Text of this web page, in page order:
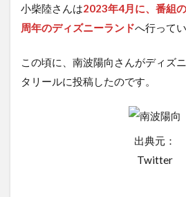
小柴陸さんは2023年4月に、番組
周年のディズニーランドへ行ってい
この頃に、南波陽向さんがディズ
タリールに投稿したのです。
出典元：
Twitter